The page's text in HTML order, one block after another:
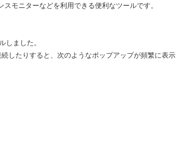
モニターなどを利用できる便利なツールです。
しました。
したりすると、次のようなポップアップが頻繁に表示